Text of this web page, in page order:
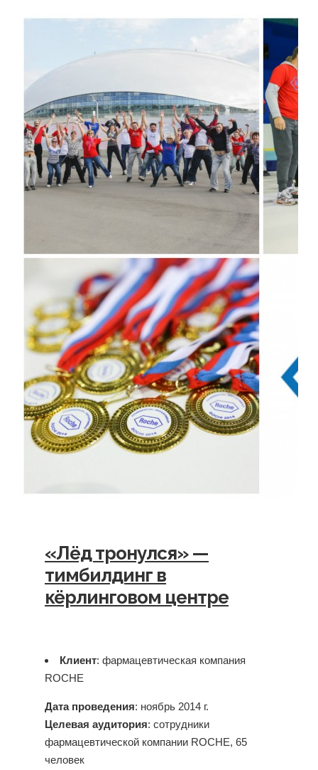
«Лёд тронулся» —
тимбилдинг в
кёрлинговом центре
Клиент: фармацевтическая компания
ROCHE
Дата проведения: ноябрь 2014 г.
Целевая аудитория: сотрудники
фармацевтической компании ROCHE, 65
человек